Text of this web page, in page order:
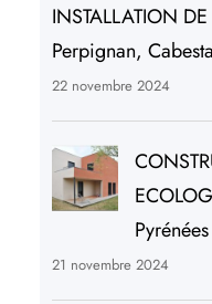
INSTALLATION
Perpignan,
22 novembre 2024
21 novembre 2024